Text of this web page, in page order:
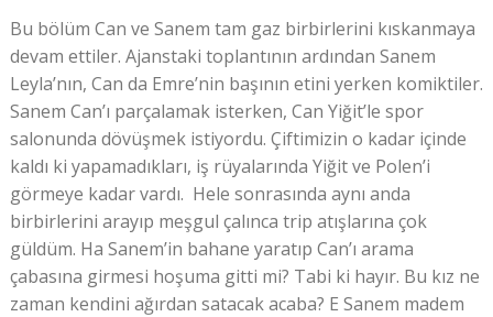
Bu bölüm Can ve Sanem tam gaz birbirlerini kıskanmaya
devam ettiler. Ajanstaki toplantının ardından Sanem
Leyla’nın, Can da Emre’nin başının etini yerken komiktiler.
Sanem Can’ı parçalamak isterken, Can Yiğit’le spor
salonunda dövüşmek istiyordu. Çiftimizin o kadar içinde
kaldı ki yapamadıkları, iş rüyalarında Yiğit ve Polen’i
görmeye kadar vardı. Hele sonrasında aynı anda
birbirlerini arayıp meşgul çalınca trip atışlarına çok
güldüm. Ha Sanem’in bahane yaratıp Can’ı arama
çabasına girmesi hoşuma gitti mi? Tabi ki hayır. Bu kız ne
zaman kendini ağırdan satacak acaba? E Sanem madem